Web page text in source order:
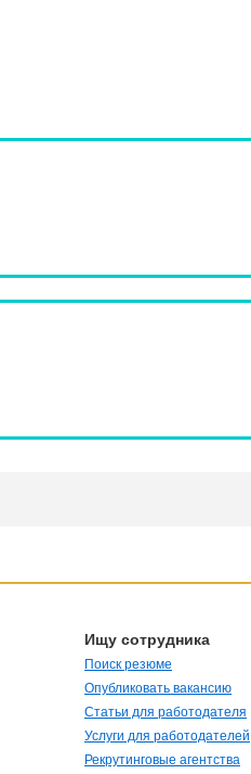
Ищу сотрудника
Поиск резюме
Опубликовать вакансию
Статьи для работодателя
Услуги для работодателей
Рекрутинговые агентства